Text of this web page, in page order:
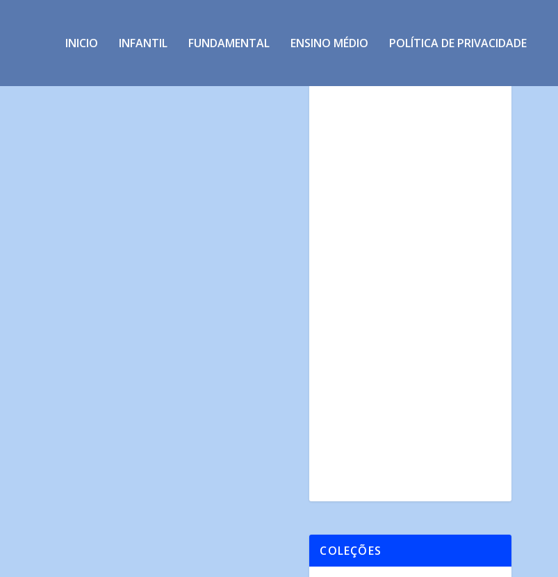
INICIO INFANTIL FUNDAMENTAL ENSINO MÉDIO POLÍTICA DE PRIVACIDADE
COLEÇÕES